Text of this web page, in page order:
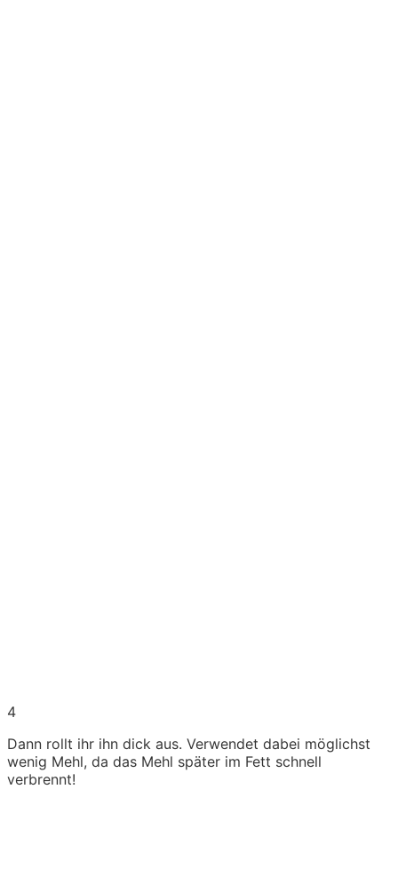
4
Dann rollt ihr ihn dick aus. Verwendet dabei möglichst
wenig Mehl, da das Mehl später im Fett schnell
verbrennt!